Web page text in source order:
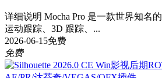
详细说明 Mocha Pro 是一款世界知名
运动跟踪、3D 跟踪、...
2026-06-15免费
免费